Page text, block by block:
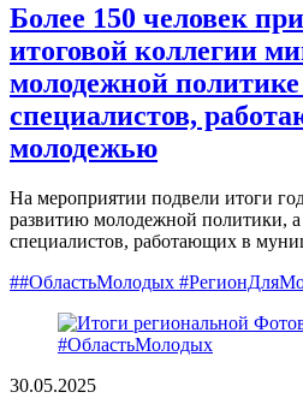
Более 150 человек
итоговой коллегии
молодежной
специалистов,
молодежью
На мероприятии подвели итоги
развитию молодежной политики,
специалистов, работающих в
##ОбластьМолодых
30.05.2025